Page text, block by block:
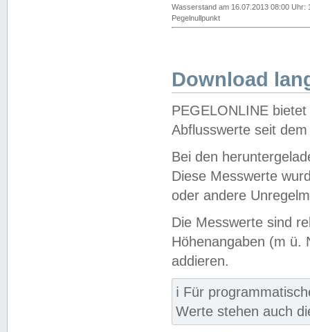
Wasserstand am 16.07.2013 08:00 Uhr:
Pegelnullpunkt
Download
PEGELONLINE
Abflusswerte seit
Bei den
Diese Messwerte
oder andere
Die Messwerte sind
Höhenangaben (m ü.
addieren.
ℹ️ Für
Werte stehen auch